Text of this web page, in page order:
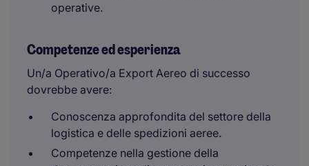
operative.
Competenze ed esperienza
Un/a Operativo/a Export Aereo di successo
dovrebbe avere:
Conoscenza approfondita del settore della
logistica e delle spedizioni aeree.
Competenze nella gestione della